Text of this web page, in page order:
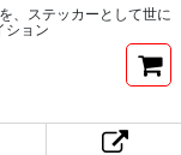
、ステッカーとして世に
ション